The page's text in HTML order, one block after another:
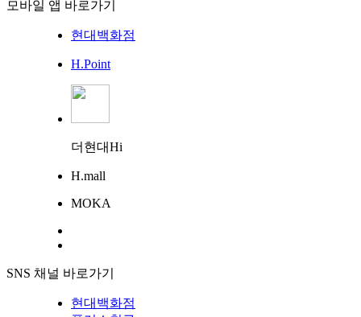
모바일 앱 바로가기
현대백화점
H.Point
더현대Hi
H.mall
MOKA
SNS 채널 바로가기
현대백화점